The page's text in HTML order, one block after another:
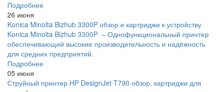
Подробнее
26 июня
Konica Minolta Bizhub 3300P обзор и картриджи к устройству
Konica Minolta Bizhub 3300P – Однофункциональный принтер
обеспечивающий высокие производительность и надёжность
для средних предприятий.
Подробнее
05 июня
Струйный принтер HP DesignJet T790 обзор, картриджи для